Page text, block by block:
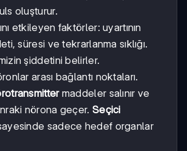
oluşturur.
etkileyen faktörler: uyartının
süresi ve tekrarlanma sıklığı.
şiddetini belirler.
arası bağlantı noktaları.
maddeler salınır ve
nörona geçer. Seçici
sadece hedef organlar